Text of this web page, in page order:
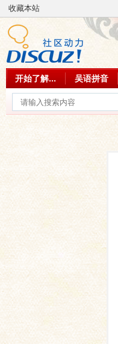
收藏本站
开始了解... 吴语拼音